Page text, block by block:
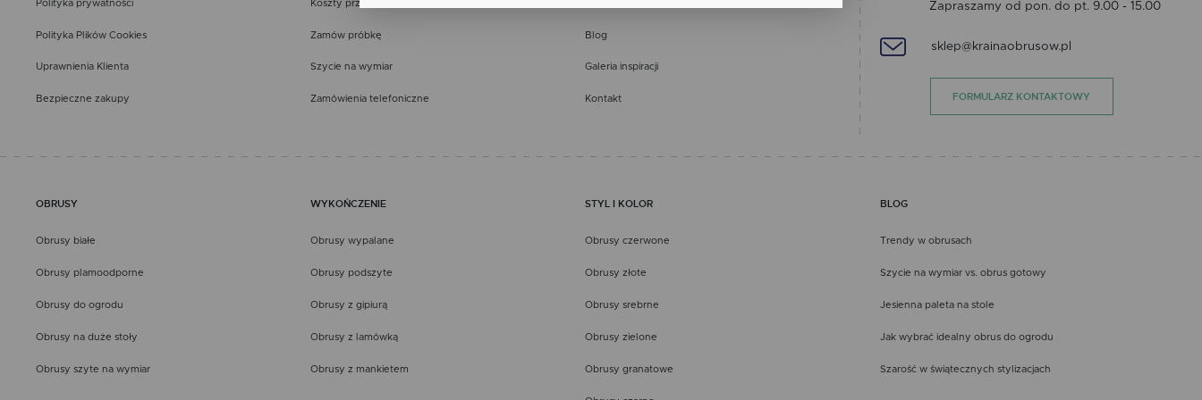
Polityka prywatności
Polityka Plików Cookies
Uprawnienia Klienta
Bezpieczne zakupy
Koszty przesyłki
Zamów próbkę
Szycie na wymiar
Zamówienia telefoniczne
Blog
Galeria inspiracji
Kontakt
Zapraszamy od pon. do pt. 9.00 - 15.00
sklep@krainaobrusow.pl
FORMULARZ KONTAKTOWY
OBRUSY
Obrusy białe
Obrusy plamoodporne
Obrusy do ogrodu
Obrusy na duże stoły
Obrusy szyte na wymiar
WYKOŃCZENIE
Obrusy wypalane
Obrusy podszyte
Obrusy z gipiurą
Obrusy z lamówką
Obrusy z mankietem
STYL I KOLOR
Obrusy czerwone
Obrusy złote
Obrusy srebrne
Obrusy zielone
Obrusy granatowe
BLOG
Trendy w obrusach
Szycie na wymiar vs. obrus gotowy
Jesienna paleta na stole
Jak wybrać idealny obrus do ogrodu
Szarość w świątecznych stylizacjach
Dzięki reklamowym plikom cookies prezentujemy Ci najciekawsze informacje i aktualności na
Promocyjne pliki cookies służą do prezentowania Ci naszych komunikatów na podstawie analizy
promocyjne mogą pojawić się na stronach podmiotów trzecich lub firm będących naszymi